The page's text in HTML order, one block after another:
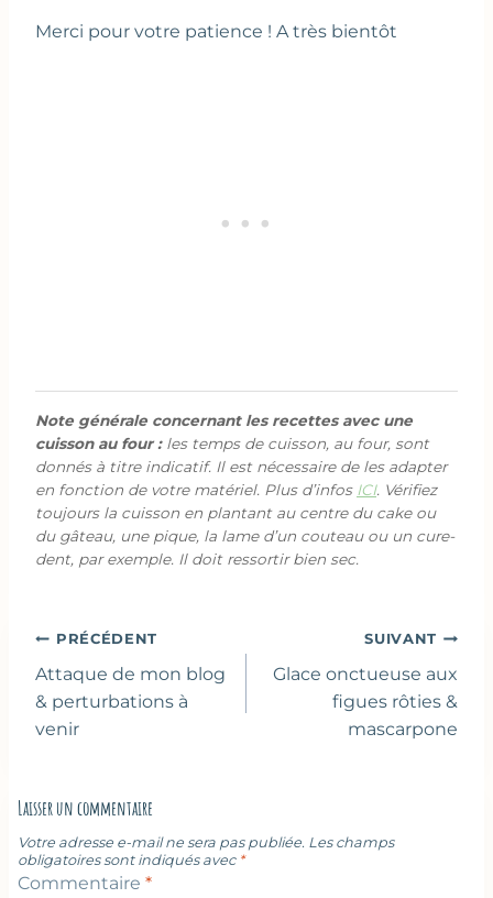
Merci pour votre patience ! A très bientôt
Note générale concernant les recettes avec une
cuisson au four :les temps de cuisson, au four, sont
donnés à titre indicatif. Il est nécessaire de les adapter
en fonction de votre matériel. Plus d’infos ICI. Vérifiez
toujours la cuisson en plantant au centre du cake ou
du gâteau, une pique, la lame d’un couteau ou un cure-
dent, par exemple. Il doit ressortir bien sec.
Navigation
de
l’article
PRÉCÉDENT
Attaque de mon blog
& perturbations à
venir
SUIVANT
Glace onctueuse aux
figues rôties &
mascarpone
Laisser un commentaire
Votre adresse e-mail ne sera pas publiée. Les champs
obligatoires sont indiqués avec *
Commentaire *